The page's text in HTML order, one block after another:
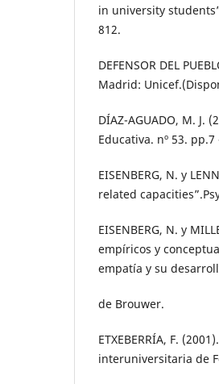
in university
812.
DEFENSOR DEL
Madrid:
DÍAZ-AGUADO, M. J.
Educativa. nº 53. pp.7
EISENBERG, N. y
related
EISENBERG, N. y
empíricos y
empatía y su
de Brouwer.
ETXEBERRÍA, F.
interuniversitaria de